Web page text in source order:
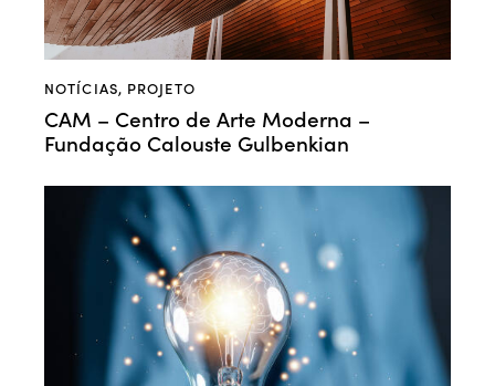
NOTÍCIAS, PROJETO
CAM – Centro de Arte Moderna –
Fundação Calouste Gulbenkian